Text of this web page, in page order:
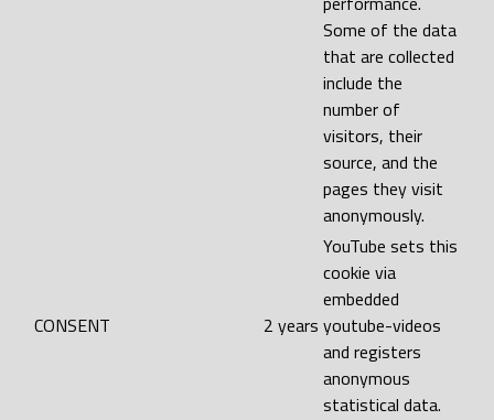
Some of the data
that are collected
include the
number of
visitors, their
source, and the
pages they visit
anonymously.
CONSENT 2 years
YouTube sets this
cookie via
embedded
youtube-videos
and registers
anonymous
statistical data.